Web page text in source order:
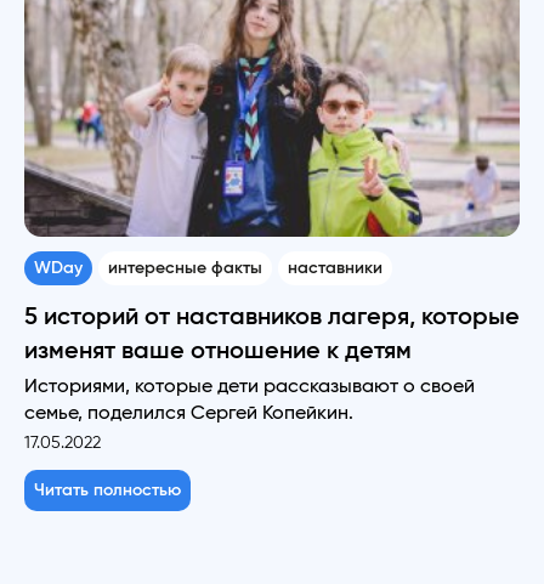
WDay интересные факты наставники
5 историй от наставников лагеря, которые
изменят ваше отношение к детям
Историями, которые дети рассказывают о своей
семье, поделился Сергей Копейкин.
17.05.2022
Читать полностью